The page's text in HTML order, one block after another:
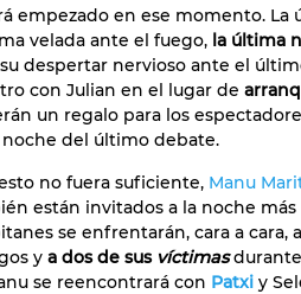
empezado en ese momento. La
velada ante el fuego, la última
despertar nervioso ante el
con Julian en el lugar de
un regalo para los
noche del último debate.
no fuera suficiente, Manu
están invitados a la noche más
se enfrentarán, cara a cara,
y a dos de sus víctimas
se reencontrará con Patxi y